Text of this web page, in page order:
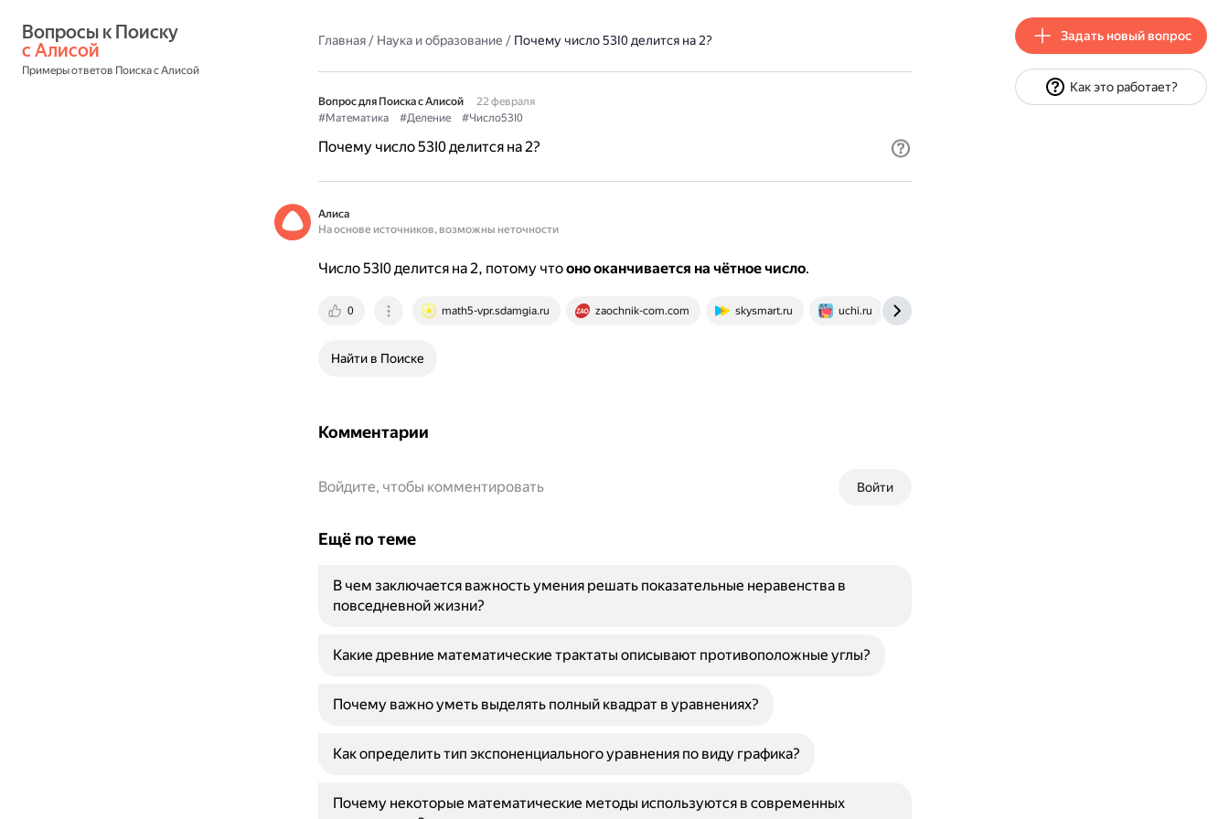
с Алисой
Примеры ответов Поиска с Алисой
Главная/ Наука и образование / Почему число 53I0 делится на 2?
Вопрос для Поиска с Алисой
22 февраля
#Математика
#Деление #Число53I0
Почему число 53I0 делится на 2?
Алиса
На основе источников, возможны неточности
Число 53I0 делится на 2, потому чтооно оканчивается на чётное число.
0 math5-vpr.sdamgia.ru zaochnik-com.com skysmart.ru uchi.ru
Найти в Поиске
Комментарии
Войти
Войдите, чтобы комментировать
Ещё по теме
В чем заключается важность умения решать показательные неравенства в
повседневной жизни?
Какие древние математические трактаты описывают противоположные углы?
Почему важно уметь выделять полный квадрат в уравнениях?
Как определить тип экспоненциального уравнения по виду графика?
Почему некоторые математические методы используются в современных
Задать новый вопрос
Как это работает?